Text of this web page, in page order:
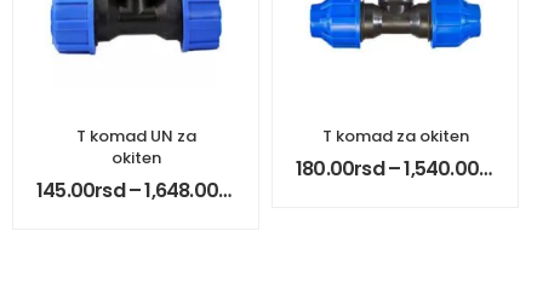
T komad UN za
okiten
145.00rsd–1,648.00rsd
T komad za okiten
180.00rsd–1,540.00rsd